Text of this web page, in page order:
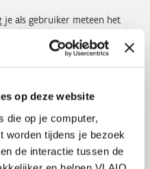
op deze website
die op je computer,
worden tijdens je bezoek
de interactie tussen de
als gebruiker meteen het
kan je het nieuwsoverzicht
die het best bij jouw
innoveren,
de VLAIO-chatbot. VLAIO
de Best Bots of Belgium
identiek aan de bot op de
selectie van webpagina’s als
website al meer dan 15.000